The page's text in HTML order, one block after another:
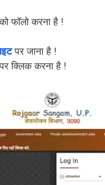
फॉलो करना है !
पर जाना है !
क्लिक करना है !